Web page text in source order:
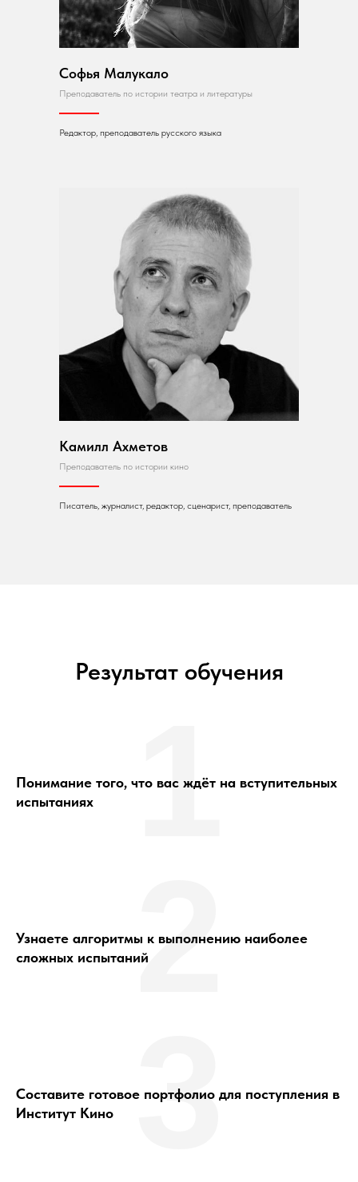
Софья Малукало
Преподаватель по истории театра и литературы
Редактор, преподаватель русского языка
Камилл Ахметов
Преподаватель по истории кино
Писатель, журналист, редактор, сценарист, преподаватель
Результат обучения
Понимание того, что вас ждёт на вступительных
испытаниях
1
Узнаете алгоритмы к выполнению наиболее
сложных испытаний2
Составите готовое портфолио для поступления в
Институт Кино
3